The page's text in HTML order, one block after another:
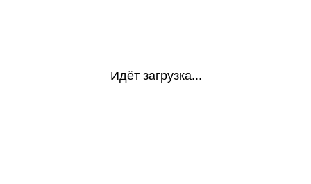
Идёт загрузка...